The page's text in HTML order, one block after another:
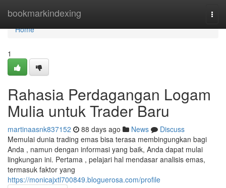
bookmarkindexing
Home
Home
1
Rahasia Perdagangan Logam
Mulia untuk Trader Baru
martinaasnk837152 88 days ago News
Discuss
Memulai dunia trading emas bisa terasa membingungkan bagi
Anda , namun dengan informasi yang baik, Anda dapat mulai
lingkungan ini. Pertama , pelajari hal mendasar analisis emas,
termasuk faktor yang
https://monicajxtl700849.bloguerosa.com/profile